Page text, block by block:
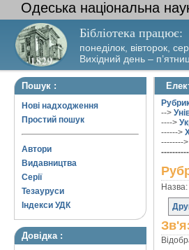
Одеська національна
Бібліотека працює:
понеділок, вівторок,
Вихідний день –
Пошук :
Нові надходження
Простий пошук
Автори
Видавництва
Серії
Тезауруси
Індекси УДК
Довідка :
-->
---->
------>
-------->
Назва: